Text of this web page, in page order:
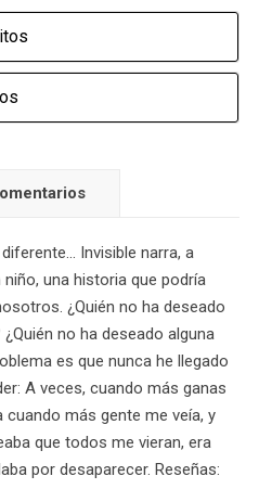
Invisible narra, a
una historia que podría
¿Quién no ha deseado
no ha deseado alguna
es que nunca he llegado
A veces, cuando más ganas
cuando más gente me veía, y
que todos me vieran, era
por desaparecer. Reseñas: